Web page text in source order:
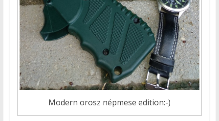
Modern orosz népmese edition:-)